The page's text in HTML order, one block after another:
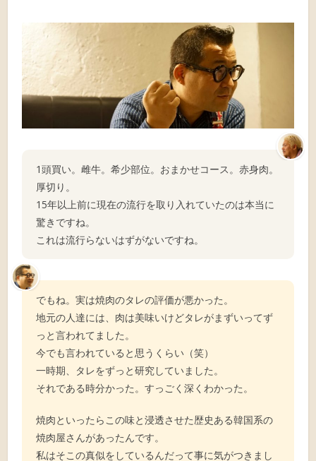
1頭買い。雌牛。希少部位。おまかせコース。赤身肉。
厚切り。
15年以上前に現在の流行を取り入れていたのは本当に
驚きですね。
これは流行らないはずがないですね。
でもね。実は焼肉のタレの評価が悪かった。
地元の人達には、肉は美味いけどタレがまずいってず
っと言われてました。
今でも言われていると思うくらい（笑）
一時期、タレをずっと研究していました。
それである時分かった。すっごく深くわかった。
焼肉といったらこの味と浸透させた歴史ある韓国系の
焼肉屋さんがあったんです。
私はそこの真似をしているんだって事に気がつきまし